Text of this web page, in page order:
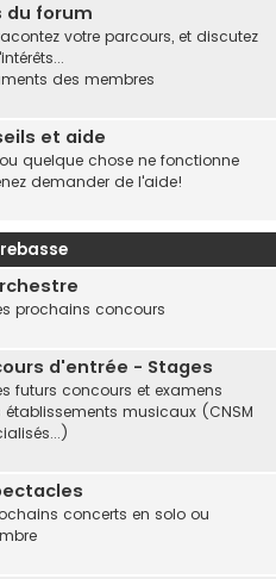
du forum
votre parcours, et discutez
des membres
et aide
quelque chose ne fonctionne
demander de l'aide!
prochains concours
d'entrée - Stages
futurs concours et examens
établissements musicaux (CNSM
concerts en solo ou